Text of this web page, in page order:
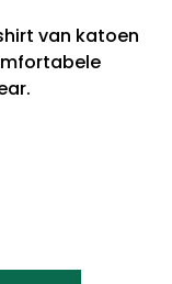
van katoen